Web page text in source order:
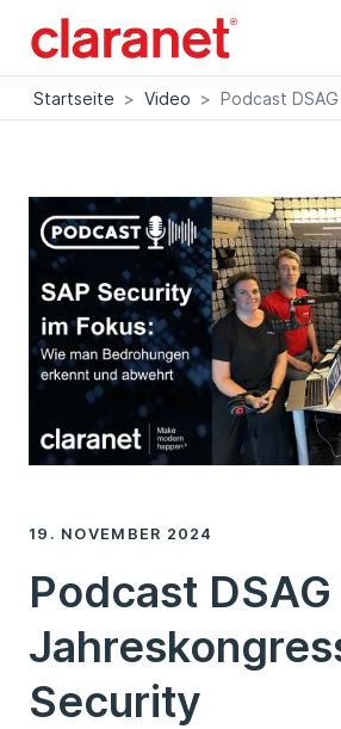
Startseite > Video >
19. NOVEMBER 2024
Podcast DSAG
Security